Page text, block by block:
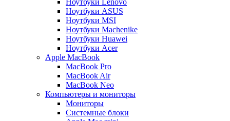
Ноутбуки Lenovo
Ноутбуки ASUS
Ноутбуки MSI
Ноутбуки Machenike
Ноутбуки Huawei
Ноутбуки Acer
Apple MacBook
MacBook Pro
MacBook Air
MacBook Neo
Компьютеры и мониторы
Мониторы
Системные блоки